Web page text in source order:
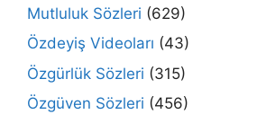
Mutluluk Sözleri (629)
Özdeyiş Videoları (43)
Özgürlük Sözleri (315)
Özgüven Sözleri (456)